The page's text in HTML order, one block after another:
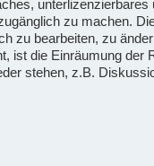
unterlizenzierbares
zu machen.
zu bearbeiten, zu
ist die Einräumung der
stehen, z.B.